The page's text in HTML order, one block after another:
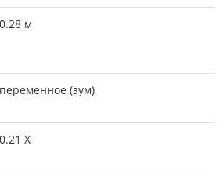
0.28 м
переменное (зум)
0.21 X